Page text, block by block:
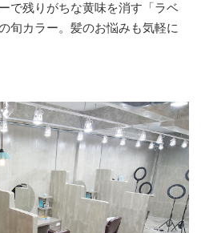
で残りがちな黄味を消す「ラベ
旬カラー。髪のお悩みも気軽に